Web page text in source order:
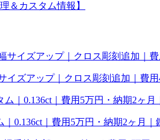
＆カスタム情報】
ズアップ｜クロス彫刻追加｜費用
0.136ct｜費用5万円・納期2ヶ月｜